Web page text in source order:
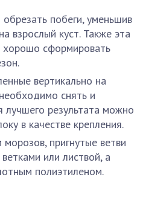
побеги, уменьшив
взрослый куст. Также эта
хорошо сформировать
вертикально на
снять и
лучшего результата можно
в качестве крепления.
пригнутые ветви
или листвой, а
полиэтиленом.